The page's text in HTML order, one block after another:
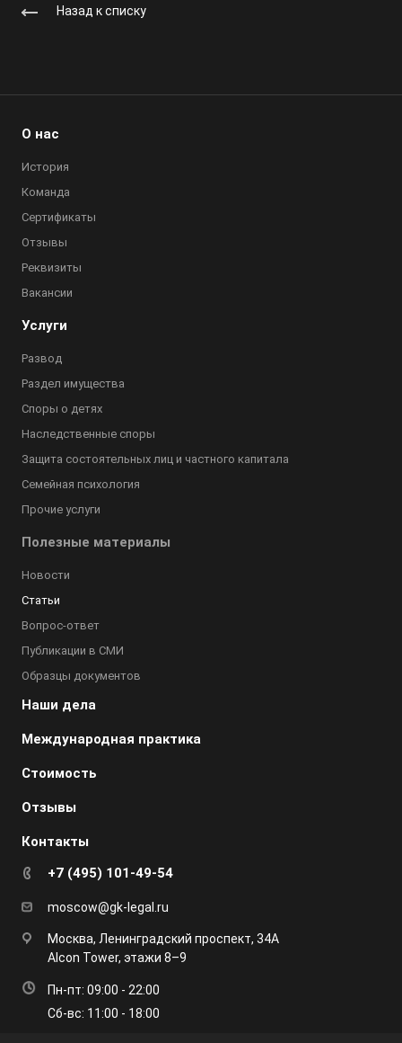
Назад к списку
О нас
История
Команда
Сертификаты
Отзывы
Реквизиты
Вакансии
Услуги
Развод
Раздел имущества
Споры о детях
Наследственные споры
Защита состоятельных лиц и частного капитала
Семейная психология
Прочие услуги
Полезные материалы
Новости
Статьи
Вопрос-ответ
Публикации в СМИ
Образцы документов
Наши дела
Международная практика
Стоимость
Отзывы
Контакты
+7 (495) 101-49-54
moscow@gk-legal.ru
Москва, Ленинградский проспект, 34А
Alcon Tower, этажи 8–9
Пн-пт: 09:00 - 22:00
Сб-вс: 11:00 - 18:00